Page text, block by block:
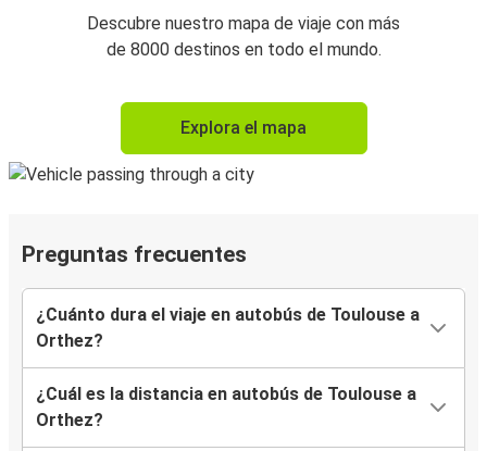
Descubre nuestro mapa de viaje con más
de 8000 destinos en todo el mundo.
Explora el mapa
Preguntas frecuentes
¿Cuánto dura el viaje en autobús de Toulouse a
Orthez?
¿Cuál es la distancia en autobús de Toulouse a
Orthez?